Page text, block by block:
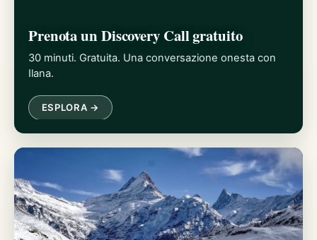
Prenota un Discovery Call gratuito
30 minuti. Gratuita. Una conversazione onesta con
Ilana.
ESPLORA →